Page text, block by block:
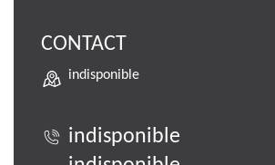
CONTACT
indisponible
indisponible